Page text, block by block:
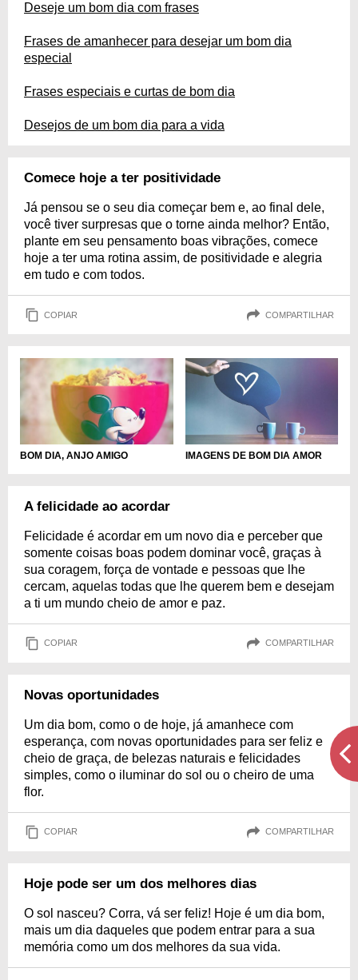
Deseje um bom dia com frases
Frases de amanhecer para desejar um bom dia
especial
Frases especiais e curtas de bom dia
Desejos de um bom dia para a vida
Comece hoje a ter positividade
Já pensou se o seu dia começar bem e, ao final dele,
você tiver surpresas que o torne ainda melhor? Então,
plante em seu pensamento boas vibrações, comece
hoje a ter uma rotina assim, de positividade e alegria
em tudo e com todos.
COPIAR COMPARTILHAR
BOM DIA, ANJO AMIGO IMAGENS DE BOM DIA AMOR
A felicidade ao acordar
Felicidade é acordar em um novo dia e perceber que
somente coisas boas podem dominar você, graças à
sua coragem, força de vontade e pessoas que lhe
cercam, aquelas todas que lhe querem bem e desejam
a ti um mundo cheio de amor e paz.
COPIAR COMPARTILHAR
Novas oportunidades
Um dia bom, como o de hoje, já amanhece com
esperança, com novas oportunidades para ser feliz e
cheio de graça, de belezas naturais e felicidades
simples, como o iluminar do sol ou o cheiro de uma
flor.
COPIAR COMPARTILHAR
Hoje pode ser um dos melhores dias
O sol nasceu? Corra, vá ser feliz! Hoje é um dia bom,
mais um dia daqueles que podem entrar para a sua
memória como um dos melhores da sua vida.